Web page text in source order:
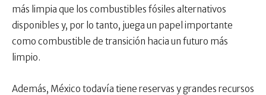
más limpia que los combustibles fósiles alternativos
disponibles y, por lo tanto, juega un papel importante
como combustible de transición hacia un futuro más
limpio.
Además, México todavía tiene reservas y grandes recursos